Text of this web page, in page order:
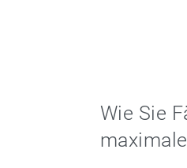
Wie Sie